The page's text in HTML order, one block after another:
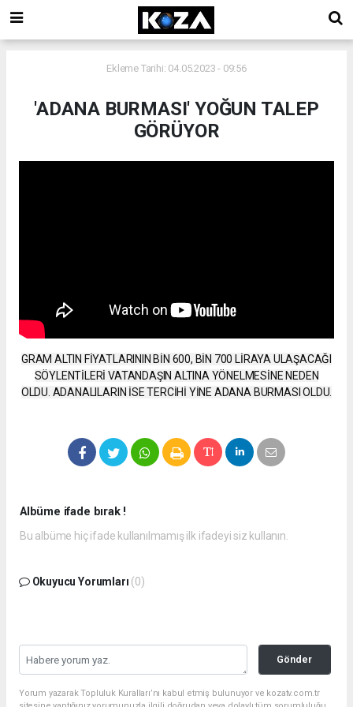
Ekleme Tarihi: 04.05.2023 - 09:56
'ADANA BURMASI' YOĞUN TALEP
GÖRÜYOR
GRAM ALTIN FİYATLARININ BİN 600, BİN 700 LİRAYA ULAŞACAĞI
SÖYLENTİLERİ VATANDAŞIN ALTINA YÖNELMESİNE NEDEN
OLDU. ADANALILARIN İSE TERCİHİ YİNE ADANA BURMASI OLDU.
Albüme ifade bırak !
Bu albüme hiç ifade kullanılmamış ilk ifadeyi siz kullanın.
Okuyucu Yorumları (0)
Gönder
Yorum yazarak Topluluk Kuralları’nı kabul etmiş bulunuyor ve kozatv.com.tr